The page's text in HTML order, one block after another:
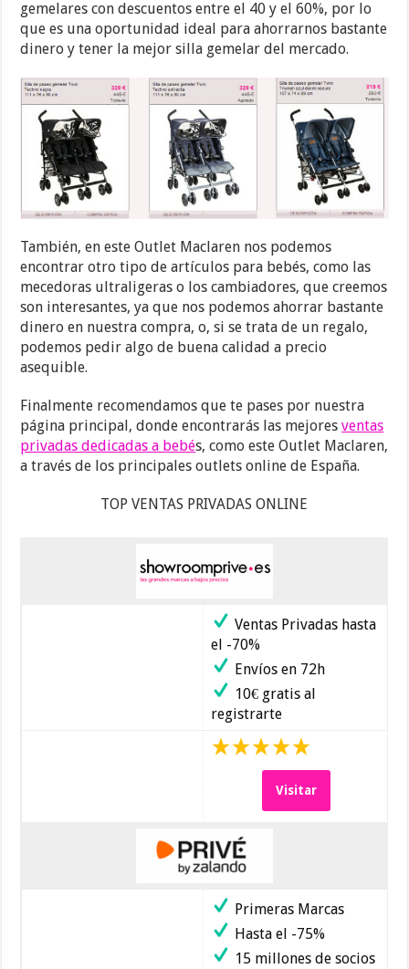
gemelares con descuentos entre el 40 y el 60%, por lo
que es una oportunidad ideal para ahorrarnos bastante
dinero y tener la mejor silla gemelar del mercado.
También, en este Outlet Maclaren nos podemos
encontrar otro tipo de artículos para bebés, como las
mecedoras ultraligeras o los cambiadores, que creemos
son interesantes, ya que nos podemos ahorrar bastante
dinero en nuestra compra, o, si se trata de un regalo,
podemos pedir algo de buena calidad a precio
asequible.
Finalmente recomendamos que te pases por nuestra
página principal, donde encontrarás las mejoresventas
privadas dedicadas a bebés, como este Outlet Maclaren,
a través de los principales outlets online de España.
TOP VENTAS PRIVADAS ONLINE
Ventas Privadas hasta
el -70%
Envíos en 72h
10€ gratis al
registrarte
Visitar
Primeras Marcas
Hasta el -75%
15 millones de socios